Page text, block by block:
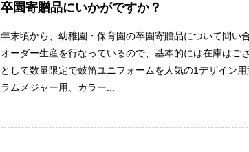
卒園寄贈品にいかがですか？
年末頃から、幼稚園・保育園の卒園寄贈品について問い
オーダー生産を行なっているので、基本的には在庫はご
として数量限定で鼓笛ユニフォームを人気の1デザイン
ラムメジャー用、カラー...